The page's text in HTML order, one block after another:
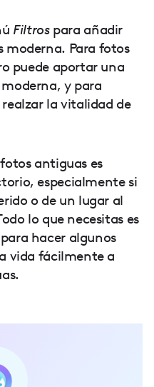
Filtrospara añadir
moderna. Para fotos
puede aportar una
y para
la vitalidad de
antiguas es
especialmente si
o de un lugar al
lo que necesitas es
hacer algunos
vida fácilmente a